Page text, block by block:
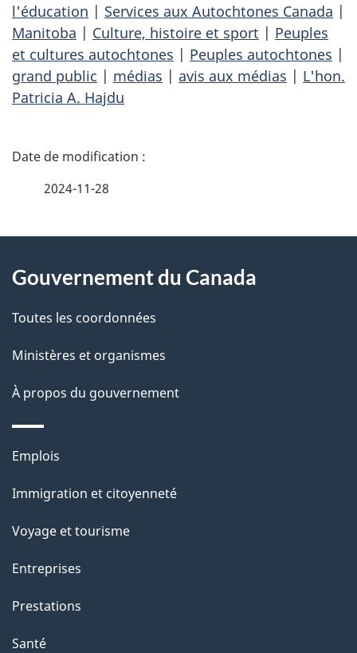
l'éducation | Services aux Autochtones Canada |
Manitoba | Culture, histoire et sport | Peuples
et cultures autochtones | Peuples autochtones |
grand public | médias | avis aux médias | L'hon.
Patricia A. Hajdu
D
i
l
s
d
e
l
a
p
a
g
e
2024-11-28
propos
de
ce
site
Gouvernement du Canada
Toutes les coordonnées
Ministères et organismes
À propos du gouvernement
Thèmes
sujets
Emplois
Immigration et citoyenneté
Voyage et tourisme
Entreprises
Prestations
Santé